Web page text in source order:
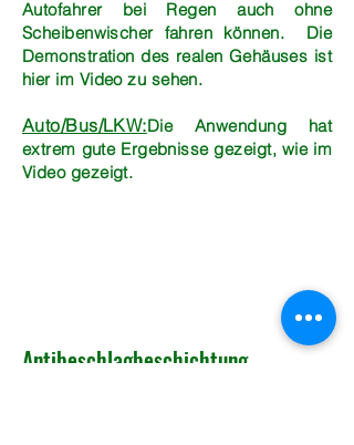
Autofahrer bei Regen auch ohne
Scheibenwischer fahren können. Die
Demonstration des realen Gehäuses ist
hier im Video zu sehen.
Auto/Bus/LKW:Die Anwendung hat
extrem gute Ergebnisse gezeigt, wie im
Video gezeigt.
Antibeschlagbeschichtung